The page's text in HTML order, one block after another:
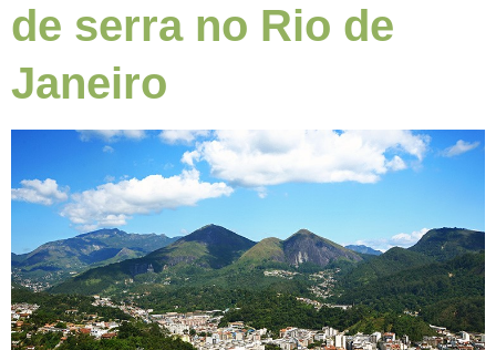
de serra no Rio de
Janeiro